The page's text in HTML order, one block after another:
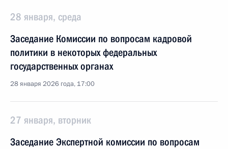
28 января, среда
Заседание Комиссии по вопросам кадровой
политики в некоторых федеральных
государственных органах
28 января 2026 года, 17:00
27 января, вторник
Заседание Экспертной комиссии по вопросам